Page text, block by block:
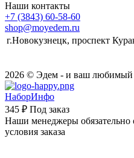
Наши контакты
+7 (3843) 60-58-60
shop@moyedem.ru
г.Новокузнецк, проспект
2026 © Эдем - и ваш любимый
НаборИнфо
345 ₽ Под заказ
Наши менеджеры обязательно
условия заказа